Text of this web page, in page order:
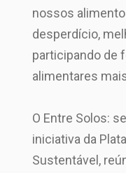
nossos
desperdício,
participando de
alimentares
O Entre Solos:
iniciativa da
Sustentável,